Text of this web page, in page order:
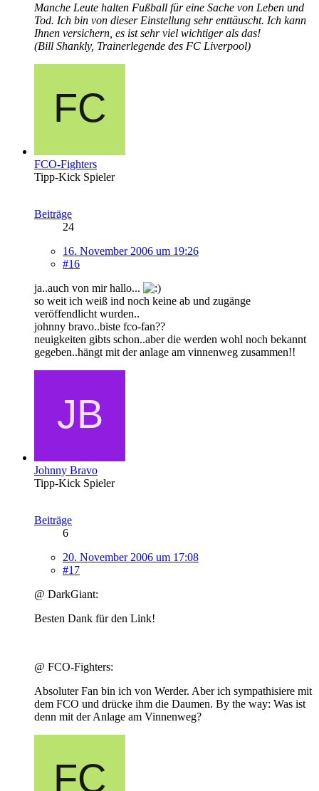
Manche Leute halten Fußball für eine Sache von Leben und
Tod. Ich bin von dieser Einstellung sehr enttäuscht. Ich kann
Ihnen versichern, es ist sehr viel wichtiger als das!
(Bill Shankly, Trainerlegende des FC Liverpool)
FCO-Fighters
Tipp-Kick Spieler
Beiträge
24
16. November 2006 um 19:26
#16
ja..auch von mir hallo...
so weit ich weiß ind noch keine ab und zugänge
veröffendlicht wurden..
johnny bravo..biste fco-fan??
neuigkeiten gibts schon..aber die werden wohl noch bekannt
gegeben..hängt mit der anlage am vinnenweg zusammen!!
Johnny Bravo
Tipp-Kick Spieler
Beiträge
6
20. November 2006 um 17:08
#17
@ DarkGiant:
Besten Dank für den Link!
@ FCO-Fighters:
Absoluter Fan bin ich von Werder. Aber ich sympathisiere mit
dem FCO und drücke ihm die Daumen. By the way: Was ist
denn mit der Anlage am Vinnenweg?